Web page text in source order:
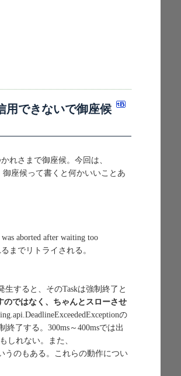
用できないで御座候
れさまで御座候。今回は、
御座候って書くと何かいいことあ
aborted after waiting too
までリトライされる。
生すると、そのTaskは強制終了と
のではなく、ちゃんとスローさせ
の
終了する。300ms～400msでは出
しれない。また、
うのもある。これらの動作につい